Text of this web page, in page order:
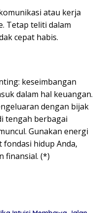
atau kerja
Tetap teliti dalam
cepat habis.
keseimbangan
dalam hal keuangan.
dengan bijak
tengah berbagai
Gunakan energi
hidup Anda,
finansial. (*)